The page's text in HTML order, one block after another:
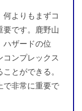
何よりもまずコ
要です。鹿野山
ハザードの位
ンプレックス
とができる。
で非常に重要で